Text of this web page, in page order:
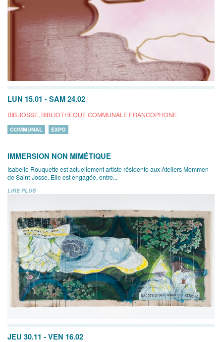
LUN 15.01 - SAM 24.02
BIB JOSSE, BIBLIOTHÈQUE COMMUNALE FRANCOPHONE
COMMUNAL EXPO
IMMERSION NON MIMÉTIQUE
Isabelle Rouquette est actuellement artiste résidente aux Ateliers Mommen
de Saint-Josse. Elle est engagée, entre...
LIRE PLUS
JEU 30.11 - VEN 16.02